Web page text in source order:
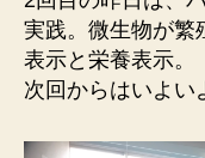
実践。微生物が繁
表示と栄養表示。
次回からはいよい